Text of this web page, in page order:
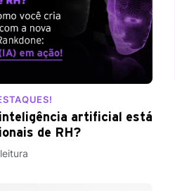
artificial está
de RH?